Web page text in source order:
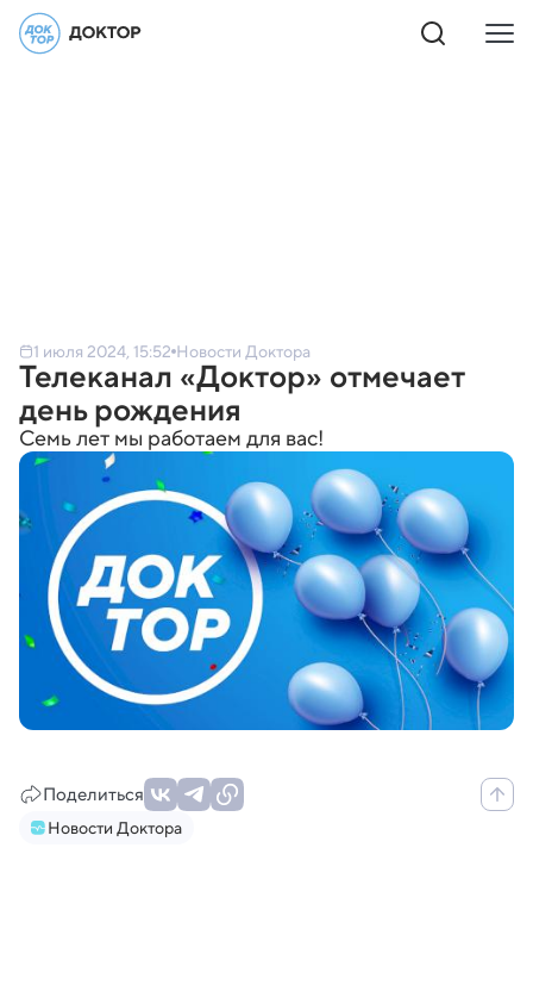
1 июля 2024, 15:52 Новости Доктора
Телеканал «Доктор» отмечает
день рождения
Семь лет мы работаем для вас!
Поделиться
Новости Доктора